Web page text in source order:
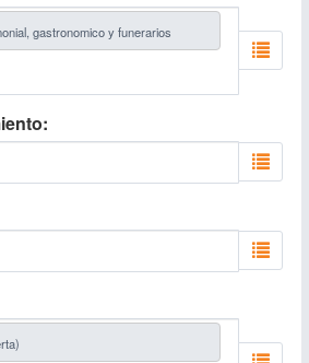
gastronomico y funerarios